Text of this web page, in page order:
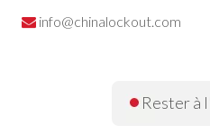
 info@chinalockout.com
Rester à